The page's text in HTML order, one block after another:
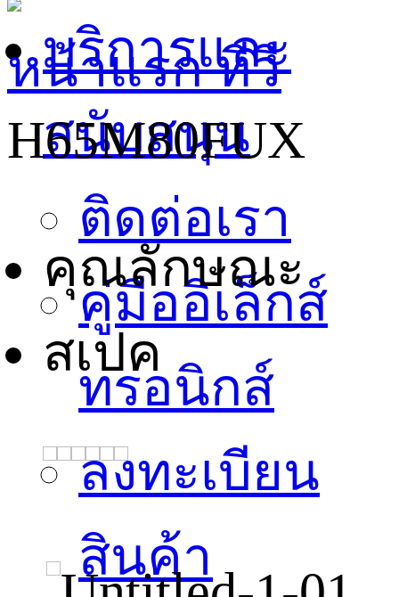
บริการและ
สนับสนุน
ติดต่อเรา
คู่มืออิเล็กส์
ทรอนิกส์
ลงทะเบียน
สินค้า
หน้าแรกทีวี
H65M80FUX
คุณลักษณะ
สเปค